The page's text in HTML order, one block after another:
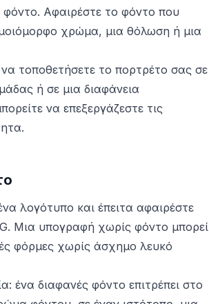
Αφαιρέστε το φόντο που
χρώμα, μια θόλωση ή μια
τοποθετήσετε το πορτρέτο σας σε
ή σε μια διαφάνεια
να επεξεργάζεστε τις
λογότυπο και έπειτα αφαιρέστε
Μια υπογραφή χωρίς φόντο μπορεί
φόρμες χωρίς άσχημο λευκό
ένα διαφανές φόντο επιτρέπει στο